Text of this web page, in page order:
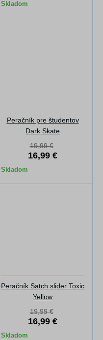
Skladom
Peračník pre študentov
Dark Skate
19,99 €
16,99 €
Skladom
Peračník Satch slider Toxic
Yellow
19,99 €
16,99 €
Skladom